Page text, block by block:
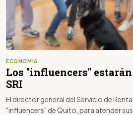
ECONOMÍA
Los "influencers"
SRI
El director general del Servicio de
"influencers" de Quito, para atender